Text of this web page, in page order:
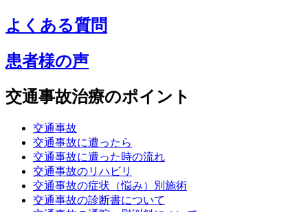
よくある質問
患者様の声
交通事故治療のポイント
交通事故
交通事故に遭ったら
交通事故に遭った時の流れ
交通事故のリハビリ
交通事故の症状（悩み）別施術
交通事故の診断書について